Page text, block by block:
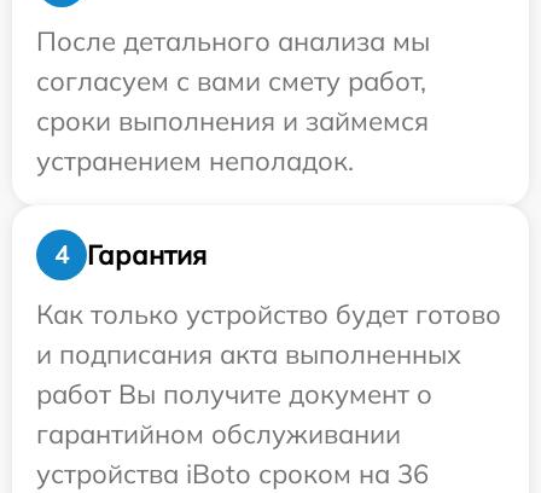
После детального анализа мы
согласуем с вами смету работ,
сроки выполнения и займемся
устранением неполадок.
4
Гарантия
Как только устройство будет готово
и подписания акта выполненных
работ Вы получите документ о
гарантийном обслуживании
устройства iBoto сроком на 36